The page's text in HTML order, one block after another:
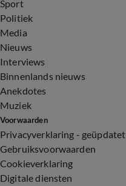
Sport
Politiek
Media
Nieuws
Interviews
Binnenlands nieuws
Anekdotes
Muziek
Voorwaarden
Privacyverklaring - geüpdatet
Gebruiksvoorwaarden
Cookieverklaring
Digitale diensten